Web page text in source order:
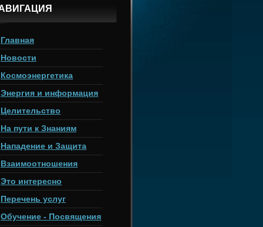
Главная
Новости
Космоэнергетика
Энергия и информация
Целительство
На пути к Знаниям
Нападение и Защита
Взаимоотношения
Это интересно
Перечень услуг
Обучение - Посвящения